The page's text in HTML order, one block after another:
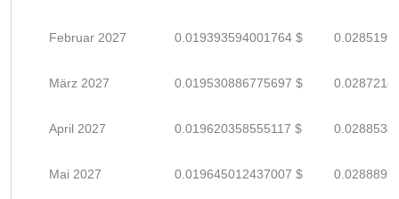
Februar 2027 0.019393594001764 $
März 2027 0.019530886775697 $
April 2027 0.019620358555117 $
Mai 2027 0.019645012437007 $